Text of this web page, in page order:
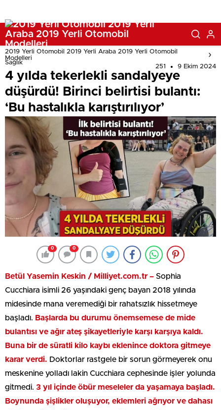
2019 Yerli Otomobil 2019 Yerli Araba 2019 Yerli Otomobil
Modelleri
Sağlık
251 9 Ekim 2024
4 yılda tekerlekli sandalyeye
düşürdü! Birinci belirtisi bulantı:
‘Bu hastalıkla karıştırılıyor’
0 0
Betül Yasemin Keskin / Milliyet.com.tr – Sophia
Cucchiara isimli 26 yaşındaki genç bayan 2018 yılında
midesinde mana veremediği bir rahatsızlık hissetmeye
başladı. Başlarda bu durumu önemsemese de mide
bulantısı ve ağır ateş şikayetleriyle karşı karşıya kaldı.
Buna bir de süratli kilo kaybı eklenince doktora gitmeye
karar verdi. Doktorlar rastgele bir sorun görmeyerek onu
meskenine yolladı lakin Cucchiara cephesinde işler yolunda
gitmedi. 3 yıl içinde öbür meseleler da yaşamaya başladı.
Boynunda şişlikler oluşuyor, eklemleri ağrıyor ve dahası